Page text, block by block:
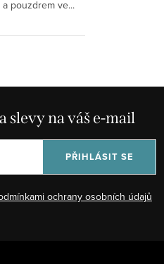
pouzdrem ve...
na váš e-mail
ochrany osobních údajů
PŘIHLÁSIT SE